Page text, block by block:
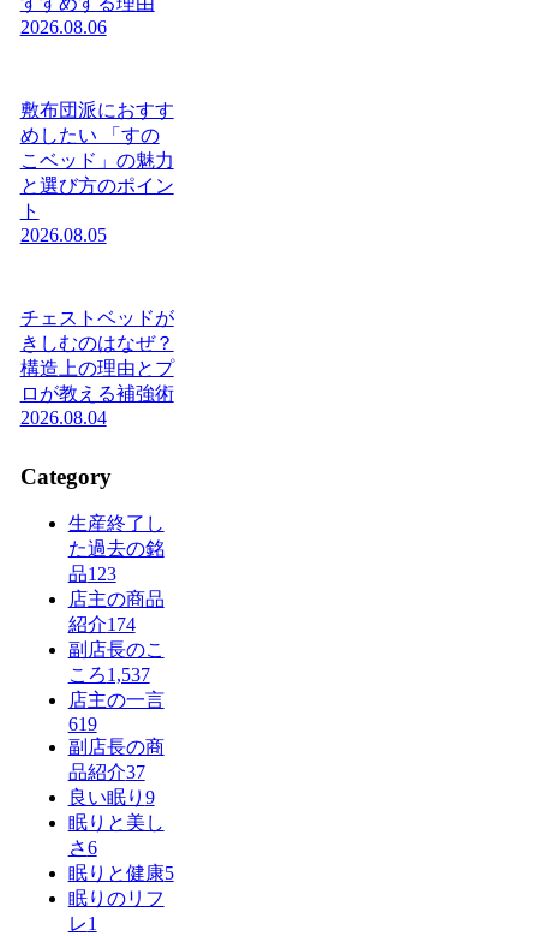
2026.08.06
敷布団派におすす
めしたい 「すの
こベッド」の魅力
と選び方のポイン
ト
2026.08.05
チェストベッドが
きしむのはなぜ？
構造上の理由とプ
ロが教える補強術
2026.08.04
Category
生産終了し
た過去の銘
品123
店主の商品
紹介174
副店長のこ
ころ1,537
店主の一言
619
副店長の商
品紹介37
良い眠り 9
眠りと美し
さ6
眠りと健康5
眠りのリフ
レ1